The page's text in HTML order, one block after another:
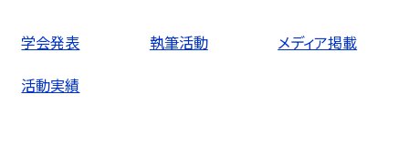
学会発表 執筆活動
メディア掲載
活動実績